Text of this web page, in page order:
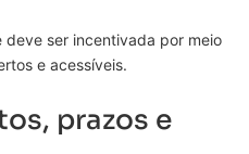
ser incentivada por meio
e acessíveis.
prazos e